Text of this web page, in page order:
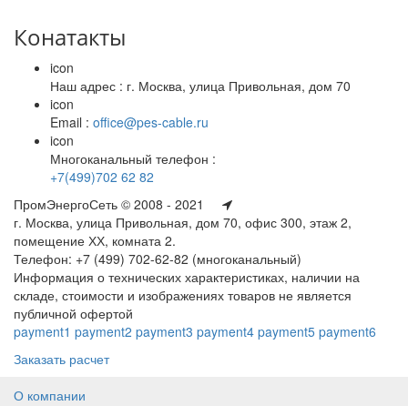
Конатакты
icon
Наш адрес : г. Москва, улица Привольная, дом 70
icon
Email : office@pes-cable.ru
icon
Многоканальный телефон :
+7(499)702 62 82
ПромЭнергоСеть © 2008 - 2021
г. Москва, улица Привольная, дом 70, офис 300, этаж 2,
помещение ХХ, комната 2.
Телефон: +7 (499) 702-62-82 (многоканальный)
Информация о технических характеристиках, наличии на
складе, стоимости и изображениях товаров не является
публичной офертой
payment1 payment2 payment3 payment4 payment5 payment6
Заказать расчет
О компании